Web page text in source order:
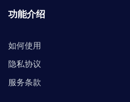
功能介绍
如何使用
隐私协议
服务条款